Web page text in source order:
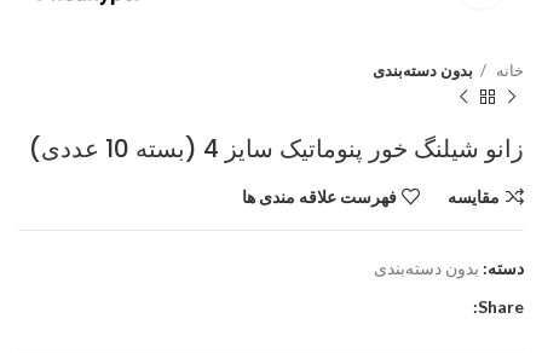
خانه بدون دسته‌بندی
زانو شیلنگ خور پنوماتیک سایز 4 (بسته 10 عددی)
مقایسه فهرست علاقه مندی ها
دسته: بدون دسته‌بندی
Share: